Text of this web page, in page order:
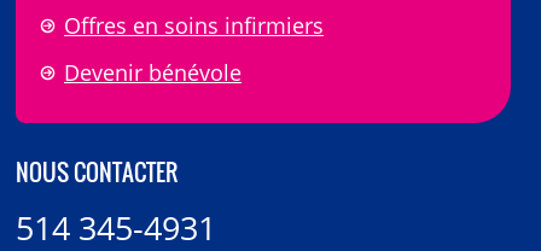
Offres en soins infirmiers
Devenir bénévole
NOUS CONTACTER
514 345-4931